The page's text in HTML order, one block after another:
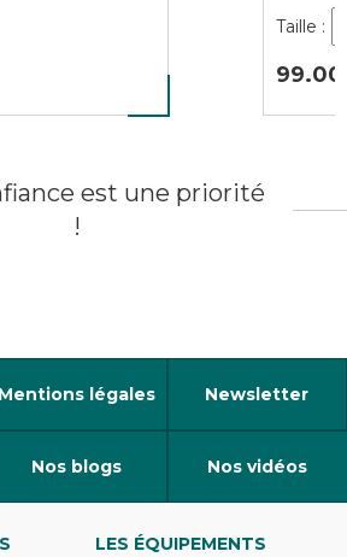
99.00
est une priorité
!
Mentions légales Newsletter
Nos blogs Nos vidéos
LES ÉQUIPEMENTS